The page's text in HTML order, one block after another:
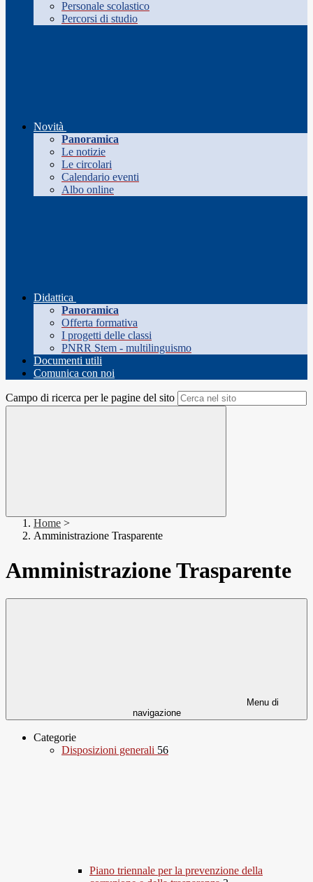
Personale scolastico
Percorsi di studio
Novità
Panoramica
Le notizie
Le circolari
Calendario eventi
Albo online
Didattica
Panoramica
Offerta formativa
I progetti delle classi
PNRR Stem - multilinguismo
Documenti utili
Comunica con noi
Campo di ricerca per le pagine del sito
Home >
Amministrazione Trasparente
Amministrazione Trasparente
Menu di
navigazione
Categorie
Disposizioni generali 56
Piano triennale per la prevenzione della